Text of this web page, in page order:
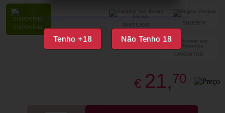
Tenho +18 Não Tenho 18
DISPONÍVEL
SUGERIR
PARTILHAR
FAVORITOS
€ 21,70